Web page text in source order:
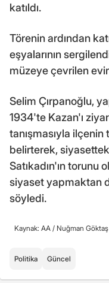
katıldı.
Törenin ardından
eşyalarının
müzeye çevrilen
Selim Çırpanoğlu,
1934'te Kazan'ı
tanışmasıyla
belirterek,
Satıkadın'ın
siyaset yapmaktan
söyledi.
Kaynak: AA / Nuğman Göktaş
Politika Güncel